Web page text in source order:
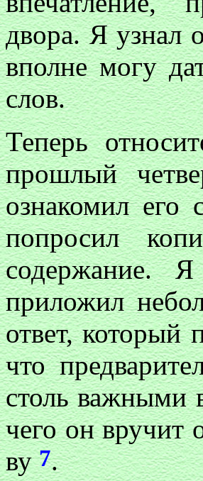
двора. Я узнал
вполне могу
слов.
Теперь
прошлый
ознакомил
попросил
содержание.
приложил
ответ, который
что
столь важными
чего он вручит
ву7.